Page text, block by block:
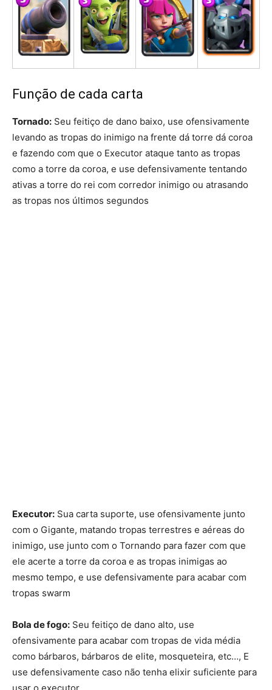
Função de cada carta
Tornado: Seu feitiço de dano baixo, use ofensivamente
levando as tropas do inimigo na frente dá torre dá coroa
e fazendo com que o Executor ataque tanto as tropas
como a torre da coroa, e use defensivamente tentando
ativas a torre do rei com corredor inimigo ou atrasando
as tropas nos últimos segundos
Executor: Sua carta suporte, use ofensivamente junto
com o Gigante, matando tropas terrestres e aéreas do
inimigo, use junto com o Tornando para fazer com que
ele acerte a torre da coroa e as tropas inimigas ao
mesmo tempo, e use defensivamente para acabar com
tropas swarm
Bola de fogo: Seu feitiço de dano alto, use
ofensivamente para acabar com tropas de vida média
como bárbaros, bárbaros de elite, mosqueteira, etc…, E
use defensivamente caso não tenha elixir suficiente para
usar o executor